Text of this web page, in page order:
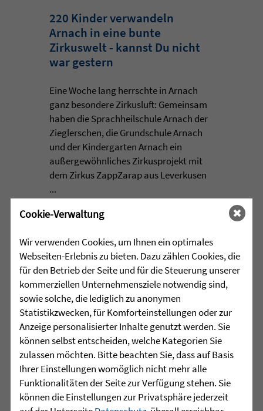
220 Kinder verwandeln
Arnach in eine bunte
Zirkuswelt - kannst Du nicht
war gestern
Eine Woche lang herrschte in Arnach
ganz besondere Zirkusluft: Gemeinsam
haben die Sprachheilschule Arnach der
Zieglerschen, die Grundschule Arnach
und der Kindergarten Arnach ein
außergewöhnliches Zirkusprojekt mit
dem Zirkus ZappZarap aus Leverkusen
...
mehr lesen
28.07.2026 |• ALTENHILFE
Zeit füreinander
Beim Klientencafé der Diakonie-
Sozialstation Mössingen standen
Begegnungen, Gespräche und
gemeinsame Momente im ...
mehr lesen
Cookie-Verwaltung
Wir verwenden Cookies, um Ihnen ein optimales
Webseiten-Erlebnis zu bieten. Dazu zählen Cookies, die
für den Betrieb der Seite und für die Steuerung unserer
kommerziellen Unternehmensziele notwendig sind,
sowie solche, die lediglich zu anonymen
Statistikzwecken, für Komforteinstellungen oder zur
Anzeige personalisierter Inhalte genutzt werden. Sie
können selbst entscheiden, welche Kategorien Sie
zulassen möchten. Bitte beachten Sie, dass auf Basis
Ihrer Einstellungen womöglich nicht mehr alle
Funktionalitäten der Seite zur Verfügung stehen. Sie
können die Einstellungen zur Privatsphäre jederzeit